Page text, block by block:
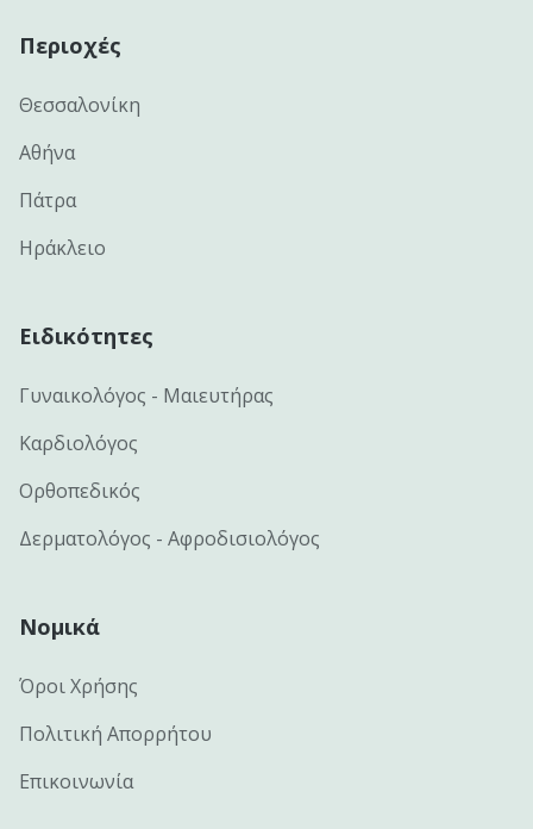
Περιοχές
Θεσσαλονίκη
Αθήνα
Πάτρα
Ηράκλειο
Ειδικότητες
Γυναικολόγος - Μαιευτήρας
Καρδιολόγος
Ορθοπεδικός
Δερματολόγος - Αφροδισιολόγος
Νομικά
Όροι Χρήσης
Πολιτική Απορρήτου
Επικοινωνία